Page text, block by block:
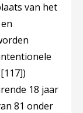
van het
[117])
18 jaar
81 onder